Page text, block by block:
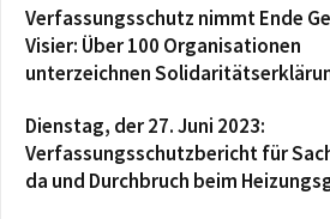
Verfassungsschutz nimmt Ende
Visier: Über 100 Organisationen
unterzeichnen
Dienstag, der 27. Juni 2023:
Verfassungsschutzbericht für
da und Durchbruch beim